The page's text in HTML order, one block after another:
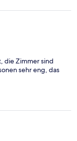
die Zimmer sind
sehr eng, das